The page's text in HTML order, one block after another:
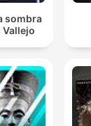
sombra
Vallejo